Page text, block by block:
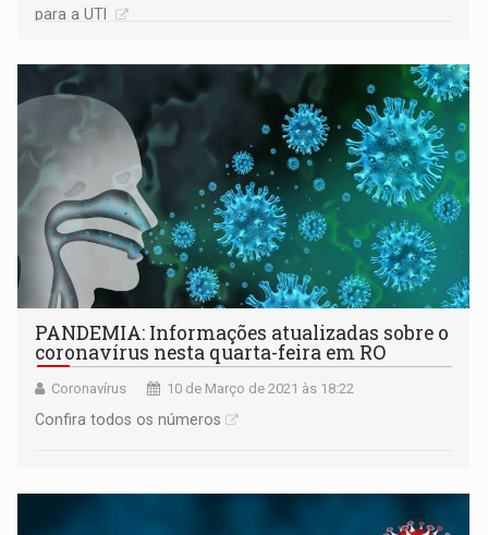
para a UTI
PANDEMIA: Informações atualizadas sobre o
coronavírus nesta quarta-feira em RO
Coronavírus 10 de Março de 2021 às 18:22
Confira todos os números